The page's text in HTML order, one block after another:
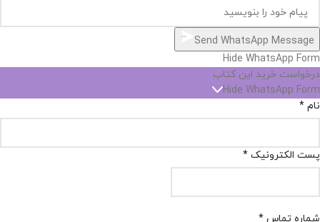
Send WhatsApp Message
Hide WhatsApp Form
درخواست خرید این کتاب
Hide WhatsApp Form
نام *
پست الکترونیک *
شماره تماس *